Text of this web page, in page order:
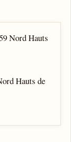
Nord Hauts
Hauts de